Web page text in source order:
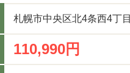
札幌市中央区北4条西4丁目
110,990円